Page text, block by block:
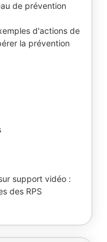
de prévention
d'actions de
la prévention
support vidéo :
des RPS